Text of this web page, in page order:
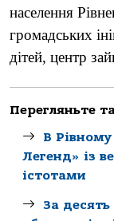
населення
громадських
дітей, центр
Перегляньте
В
Легенд» із
істотами
За десять